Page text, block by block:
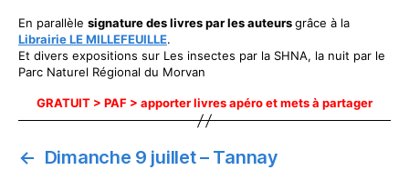
En parallèle signature des livres par les auteursgrâce à la
Librairie LE MILLEFEUILLE.
Et divers expositions sur Les insectes par la SHNA, la nuit par le
Parc Naturel Régional du Morvan
GRATUIT > PAF > apporter livres apéro et mets à partager
← Dimanche 9 juillet – Tannay